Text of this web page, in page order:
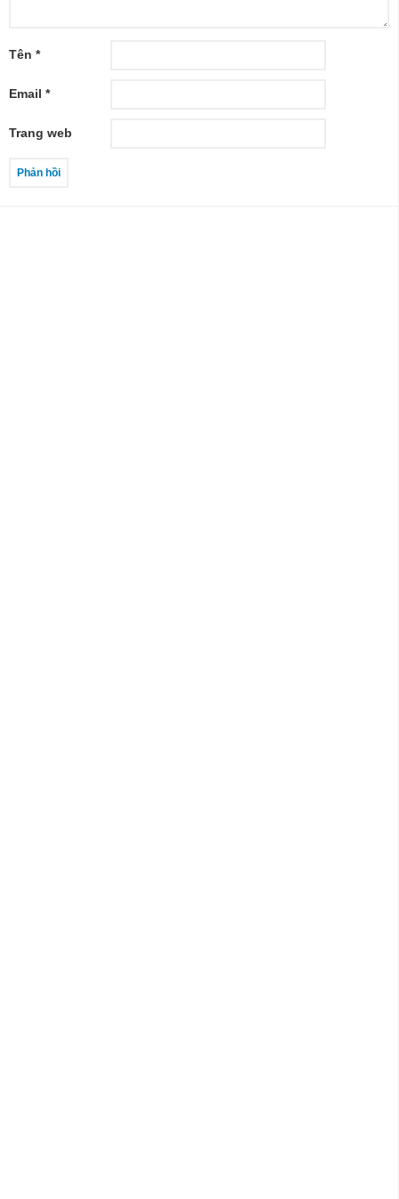
Tên *
Email *
Trang web